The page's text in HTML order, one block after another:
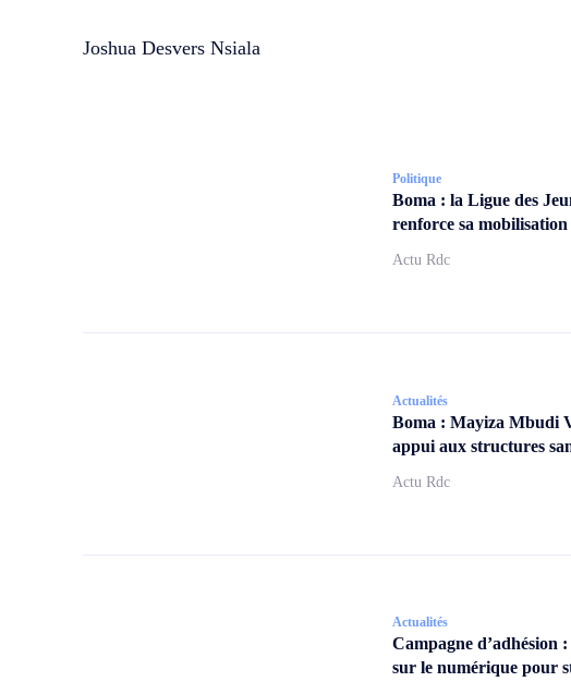
Joshua Desvers Nsiala
Politique
Boma : la Ligue des
renforce sa
Actu Rdc
Actualités
Boma : Mayiza Mbudi
appui aux structures
Actu Rdc
Actualités
Campagne
sur le numérique pour